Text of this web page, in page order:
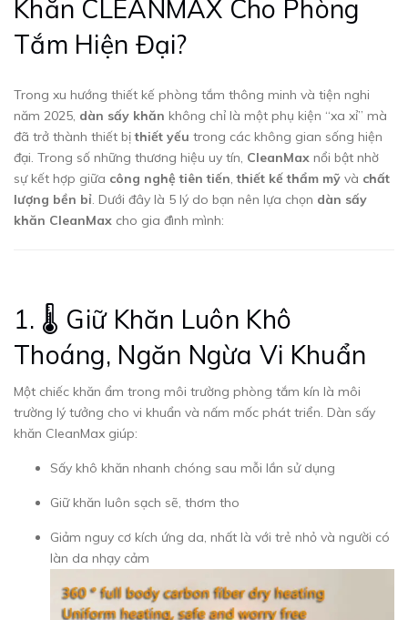
Khăn CLEANMAX Cho Phòng
Tắm Hiện Đại?
Trong xu hướng thiết kế phòng tắm thông minh và tiện nghi
năm 2025, dàn sấy khăn không chỉ là một phụ kiện “xa xỉ” mà
đã trở thành thiết bịthiết yếu trong các không gian sống hiện
đại. Trong số những thương hiệu uy tín, CleanMax nổi bật nhờ
sự kết hợp giữa công nghệ tiên tiến,thiết kế thẩm mỹ và chất
lượng bền bỉ. Dưới đây là 5 lý do bạn nên lựa chọn dàn sấy
khăn CleanMax cho gia đình mình:
1. 🌡 Giữ Khăn Luôn Khô
Thoáng, Ngăn Ngừa Vi Khuẩn
Một chiếc khăn ẩm trong môi trường phòng tắm kín là môi
trường lý tưởng cho vi khuẩn và nấm mốc phát triển. Dàn sấy
khăn CleanMax giúp:
Sấy khô khăn nhanh chóng sau mỗi lần sử dụng
Giữ khăn luôn sạch sẽ, thơm tho
Giảm nguy cơ kích ứng da, nhất là với trẻ nhỏ và người có
làn da nhạy cảm